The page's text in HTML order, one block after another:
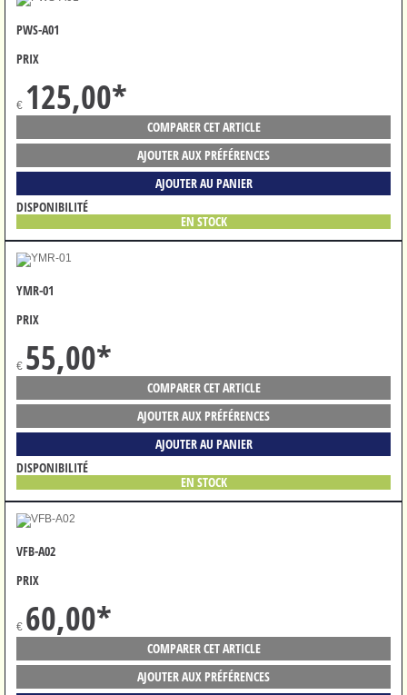
PWS-A01
PRIX
€ 125,00*
COMPARER CET ARTICLE
AJOUTER AUX PRÉFÉRENCES
AJOUTER AU PANIER
DISPONIBILITÉ
EN STOCK
YMR-01
PRIX
€ 55,00*
COMPARER CET ARTICLE
AJOUTER AUX PRÉFÉRENCES
AJOUTER AU PANIER
DISPONIBILITÉ
EN STOCK
VFB-A02
PRIX
€ 60,00*
COMPARER CET ARTICLE
AJOUTER AUX PRÉFÉRENCES